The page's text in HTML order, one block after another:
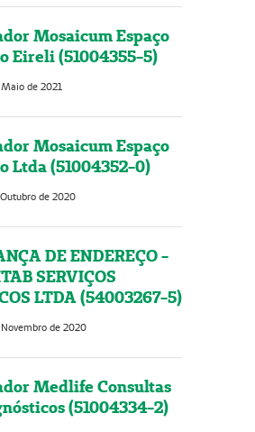
Mosaicum Espaço
Eireli (51004355-5)
de 2021
Mosaicum Espaço
Ltda (51004352-0)
de 2020
DE ENDEREÇO -
SERVIÇOS
LTDA (54003267-5)
de 2020
Medlife Consultas
(51004334-2)